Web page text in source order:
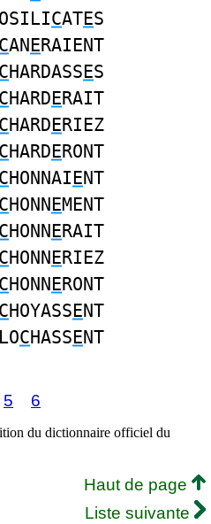
CATES
CANERAIENT
CHARDASSES
CHARDERAIT
CHARDERIEZ
CHARDERONT
CHONNAIENT
CHONNEMENT
CHONNERAIT
CHONNERIEZ
CHONNERONT
CHOYASSENT
CHASSENT
5 6
du dictionnaire officiel du
Haut de page
Liste suivante